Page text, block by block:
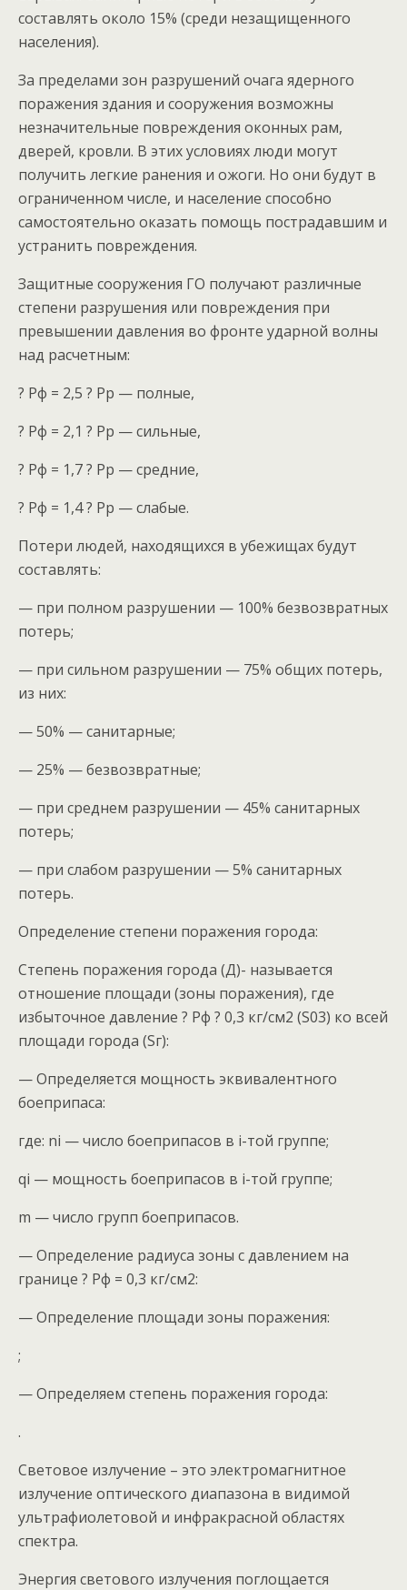
составлять около 15% (среди незащищенного
населения).
За пределами зон разрушений очага ядерного
поражения здания и сооружения возможны
незначительные повреждения оконных рам,
дверей, кровли. В этих условиях люди могут
получить легкие ранения и ожоги. Но они будут в
ограниченном числе, и население способно
самостоятельно оказать помощь пострадавшим и
устранить повреждения.
Защитные сооружения ГО получают различные
степени разрушения или повреждения при
превышении давления во фронте ударной волны
над расчетным:
? Рф = 2,5 ? Рр — полные,
? Рф = 2,1 ? Рр — сильные,
? Рф = 1,7 ? Рр — средние,
? Рф = 1,4 ? Рр — слабые.
Потери людей, находящихся в убежищах будут
составлять:
— при полном разрушении — 100% безвозвратных
потерь;
— при сильном разрушении — 75% общих потерь,
из них:
— 50% — санитарные;
— 25% — безвозвратные;
— при среднем разрушении — 45% санитарных
потерь;
— при слабом разрушении — 5% санитарных
потерь.
Определение степени поражения города:
Степень поражения города (Д)- называется
отношение площади (зоны поражения), где
избыточное давление ? Рф ? 0,3 кг/cм2 (S03) ко всей
площади города (Sг):
— Определяется мощность эквивалентного
боеприпаса:
где: ni — число боеприпасов в i-той группе;
qi — мощность боеприпасов в i-той группе;
m — число групп боеприпасов.
— Определение радиуса зоны с давлением на
границе ? Рф = 0,3 кг/см2:
— Определение площади зоны поражения:
;
— Определяем степень поражения города:
.
Световое излучение – это электромагнитное
излучение оптического диапазона в видимой
ультрафиолетовой и инфракрасной областях
спектра.
Энергия светового излучения поглощается